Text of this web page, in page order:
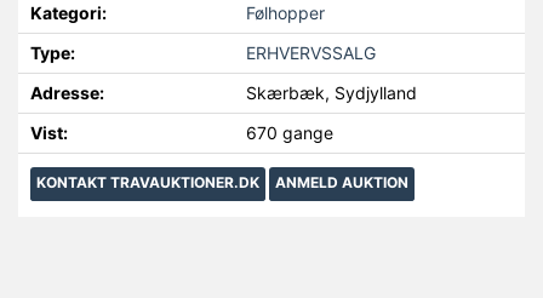
Kategori:
Følhopper
Type:
ERHVERVSSALG
Adresse:
Skærbæk, Sydjylland
Vist:
670 gange
KONTAKT TRAVAUKTIONER.DK ANMELD AUKTION